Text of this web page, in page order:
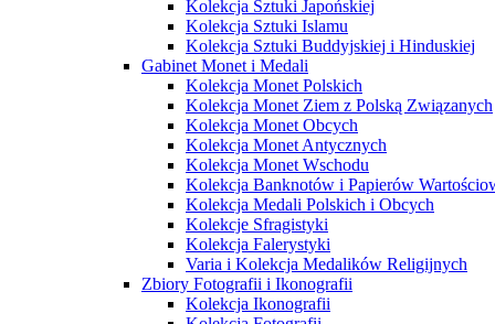
Kolekcja Sztuki Japońskiej
Kolekcja Sztuki Islamu
Kolekcja Sztuki Buddyjskiej i Hinduskiej
Gabinet Monet i Medali
Kolekcja Monet Polskich
Kolekcja Monet Ziem z Polską Związanych
Kolekcja Monet Obcych
Kolekcja Monet Antycznych
Kolekcja Monet Wschodu
Kolekcja Banknotów i Papierów
Kolekcja Medali Polskich i Obcych
Kolekcje Sfragistyki
Kolekcja Falerystyki
Varia i Kolekcja Medalików Religijnych
Zbiory Fotografii i Ikonografii
Kolekcja Ikonografii